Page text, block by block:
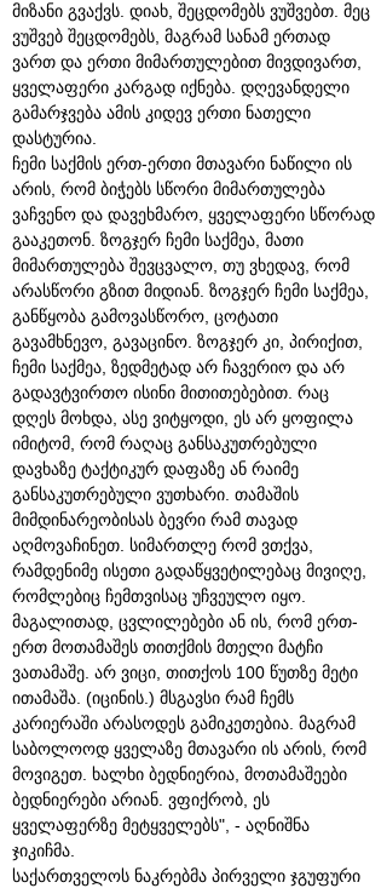
მიზანი გვაქვს. დიახ, შეცდომებს ვუშვებთ. მეც
ვუშვებ შეცდომებს, მაგრამ სანამ ერთად
ვართ და ერთი მიმართულებით მივდივართ,
ყველაფერი კარგად იქნება. დღევანდელი
გამარჯვება ამის კიდევ ერთი ნათელი
დასტურია.
ჩემი საქმის ერთ-ერთი მთავარი ნაწილი ის
არის, რომ ბიჭებს სწორი მიმართულება
ვაჩვენო და დავეხმარო, ყველაფერი სწორად
გააკეთონ. ზოგჯერ ჩემი საქმეა, მათი
მიმართულება შევცვალო, თუ ვხედავ, რომ
არასწორი გზით მიდიან. ზოგჯერ ჩემი საქმეა,
განწყობა გამოვასწორო, ცოტათი
გავამხნევო, გავაცინო. ზოგჯერ კი, პირიქით,
ჩემი საქმეა, ზედმეტად არ ჩავერიო და არ
გადავტვირთო ისინი მითითებებით. რაც
დღეს მოხდა, ასე ვიტყოდი, ეს არ ყოფილა
იმიტომ, რომ რაღაც განსაკუთრებული
დავხაზე ტაქტიკურ დაფაზე ან რაიმე
განსაკუთრებული ვუთხარი. თამაშის
მიმდინარეობისას ბევრი რამ თავად
აღმოვაჩინეთ. სიმართლე რომ ვთქვა,
რამდენიმე ისეთი გადაწყვეტილებაც მივიღე,
რომლებიც ჩემთვისაც უჩვეულო იყო.
მაგალითად, ცვლილებები ან ის, რომ ერთ-
ერთ მოთამაშეს თითქმის მთელი მატჩი
ვათამაშე. არ ვიცი, თითქოს 100 წუთზე მეტი
ითამაშა. (იცინის.) მსგავსი რამ ჩემს
კარიერაში არასოდეს გამიკეთებია. მაგრამ
საბოლოოდ ყველაზე მთავარი ის არის, რომ
მოვიგეთ. ხალხი ბედნიერია, მოთამაშეები
ბედნიერები არიან. ვფიქრობ, ეს
ყველაფერზე მეტყველებს", - აღნიშნა
ჯიკიჩმა.
საქართველოს ნაკრებმა პირველი ჯგუფური